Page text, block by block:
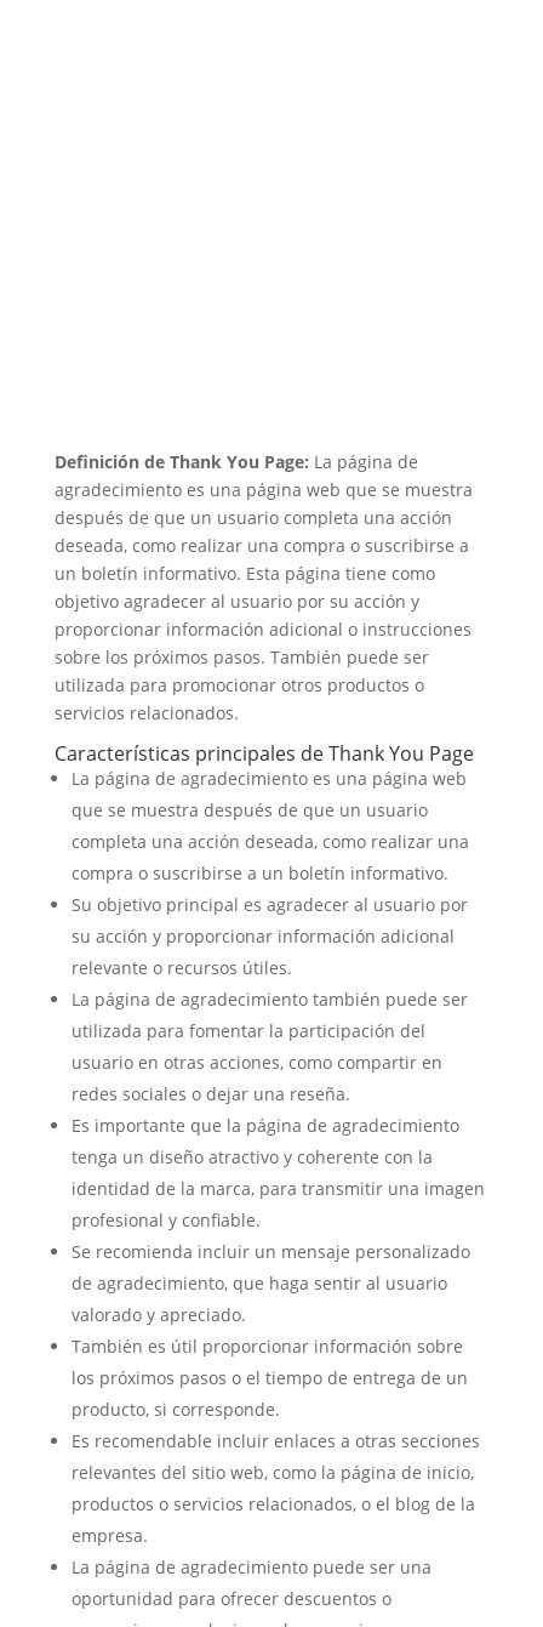
Definición de Thank You Page: La página de
agradecimiento es una página web que se muestra
después de que un usuario completa una acción
deseada, como realizar una compra o suscribirse a
un boletín informativo. Esta página tiene como
objetivo agradecer al usuario por su acción y
proporcionar información adicional o instrucciones
sobre los próximos pasos. También puede ser
utilizada para promocionar otros productos o
servicios relacionados.
Características principales de Thank You Page
La página de agradecimiento es una página web
que se muestra después de que un usuario
completa una acción deseada, como realizar una
compra o suscribirse a un boletín informativo.
Su objetivo principal es agradecer al usuario por
su acción y proporcionar información adicional
relevante o recursos útiles.
La página de agradecimiento también puede ser
utilizada para fomentar la participación del
usuario en otras acciones, como compartir en
redes sociales o dejar una reseña.
Es importante que la página de agradecimiento
tenga un diseño atractivo y coherente con la
identidad de la marca, para transmitir una imagen
profesional y confiable.
Se recomienda incluir un mensaje personalizado
de agradecimiento, que haga sentir al usuario
valorado y apreciado.
También es útil proporcionar información sobre
los próximos pasos o el tiempo de entrega de un
producto, si corresponde.
Es recomendable incluir enlaces a otras secciones
relevantes del sitio web, como la página de inicio,
productos o servicios relacionados, o el blog de la
empresa.
La página de agradecimiento puede ser una
oportunidad para ofrecer descuentos o